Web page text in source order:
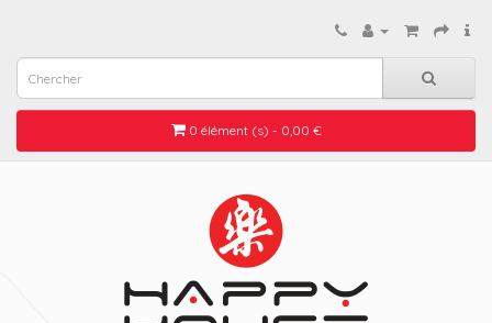
0 élément (s) - 0,00 €